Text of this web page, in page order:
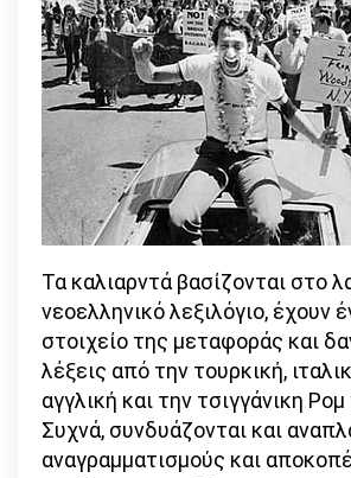
Τα καλιαρντά βασίζονται στο
νεοελληνικό λεξιλόγιο, έχουν
στοιχείο της μεταφοράς και
λέξεις από την τουρκική,
αγγλική και την τσιγγάνικη
Συχνά, συνδυάζονται και
αναγραμματισμούς και